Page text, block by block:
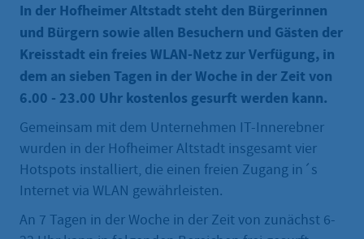
In der Hofheimer Altstadt steht den Bürgerinnen
und Bürgern sowie allen Besuchern und Gästen der
Kreisstadt ein freies WLAN-Netz zur Verfügung, in
dem an sieben Tagen in der Woche in der Zeit von
6.00 - 23.00 Uhr kostenlos gesurft werden kann.
Gemeinsam mit dem Unternehmen IT-Innerebner
wurden in der Hofheimer Altstadt insgesamt vier
Hotspots installiert, die einen freien Zugang in´s
Internet via WLAN gewährleisten.
An 7 Tagen in der Woche in der Zeit von zunächst 6-